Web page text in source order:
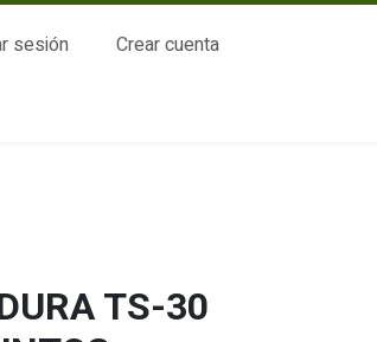
sesión Crear cuenta
TS-30